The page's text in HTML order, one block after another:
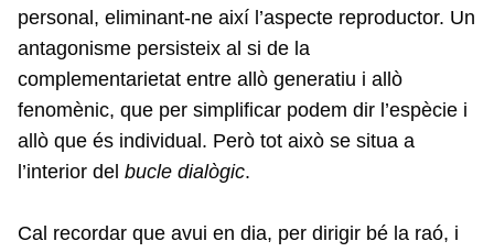
personal, eliminant-ne així l’aspecte reproductor. Un
antagonisme persisteix al si de la
complementarietat entre allò generatiu i allò
fenomènic, que per simplificar podem dir l’espècie i
allò que és individual. Però tot això se situa a
l’interior del bucle dialògic.
Cal recordar que avui en dia, per dirigir bé la raó, i